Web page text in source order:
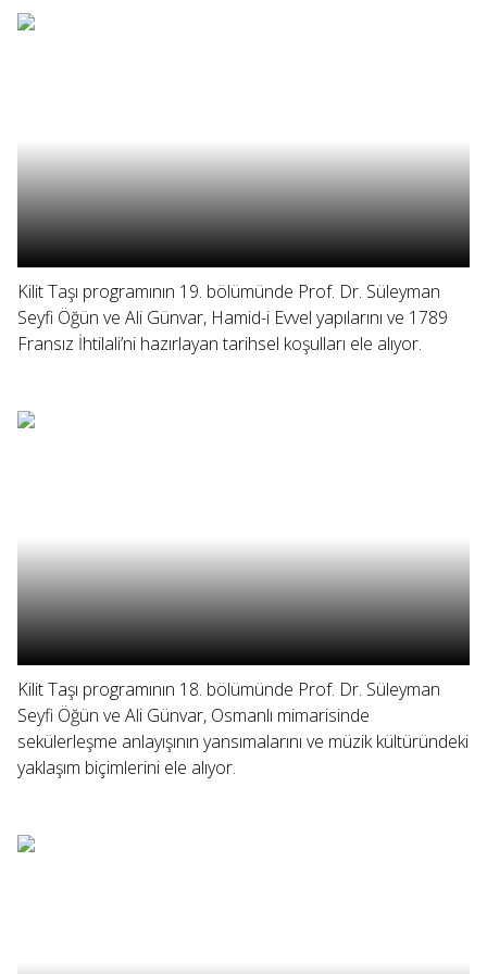
Kilit Taşı programının 19. bölümünde Prof. Dr. Süleyman
Seyfi Öğün ve Ali Günvar, Hamid-i Evvel yapılarını ve 1789
Fransız İhtilali’ni hazırlayan tarihsel koşulları ele alıyor.
Kilit Taşı programının 18. bölümünde Prof. Dr. Süleyman
Seyfi Öğün ve Ali Günvar, Osmanlı mimarisinde
sekülerleşme anlayışının yansımalarını ve müzik kültüründeki
yaklaşım biçimlerini ele alıyor.